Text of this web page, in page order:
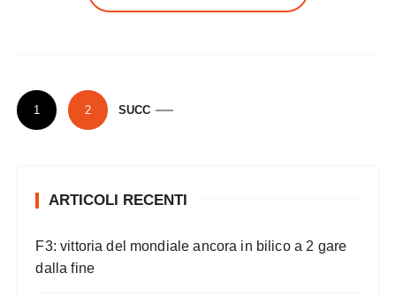
P
a
1 2 SUCC
ARTICOLI RECENTI
F3: vittoria del mondiale ancora in bilico a 2 gare
dalla fine